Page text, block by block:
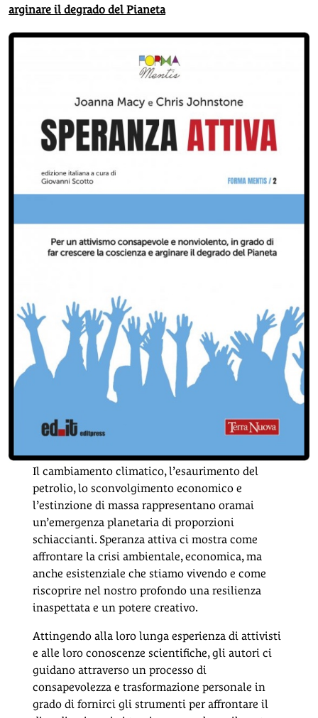
arginare il degrado del Pianeta
Il cambiamento climatico, l’esaurimento del
petrolio, lo sconvolgimento economico e
l’estinzione di massa rappresentano oramai
un’emergenza planetaria di proporzioni
schiaccianti. Speranza attiva ci mostra come
affrontare la crisi ambientale, economica, ma
anche esistenziale che stiamo vivendo e come
riscoprire nel nostro profondo una resilienza
inaspettata e un potere creativo.
Attingendo alla loro lunga esperienza di attivisti
e alle loro conoscenze scientifiche, gli autori ci
guidano attraverso un processo di
consapevolezza e trasformazione personale in
grado di fornirci gli strumenti per affrontare il